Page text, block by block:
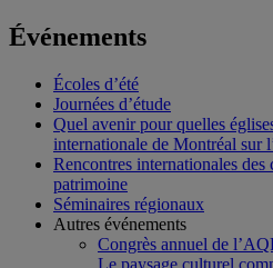
Événements
Écoles d’été
Journées d’étude
Quel avenir pour quelles
internationale de Montréal sur
Rencontres internationales des
patrimoine
Séminaires régionaux
Autres événements
Congrès annuel de
Le paysage culturel